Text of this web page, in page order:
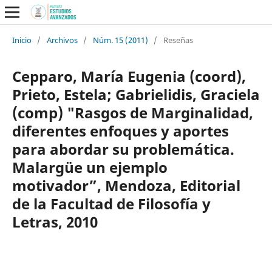
Inicio / Archivos / Núm. 15 (2011) / Reseñas
Cepparo, María Eugenia (coord),
Prieto, Estela; Gabrielidis, Graciela
(comp) "Rasgos de Marginalidad,
diferentes enfoques y aportes
para abordar su problemática.
Malargüe un ejemplo
motivador”, Mendoza, Editorial
de la Facultad de Filosofía y
Letras, 2010